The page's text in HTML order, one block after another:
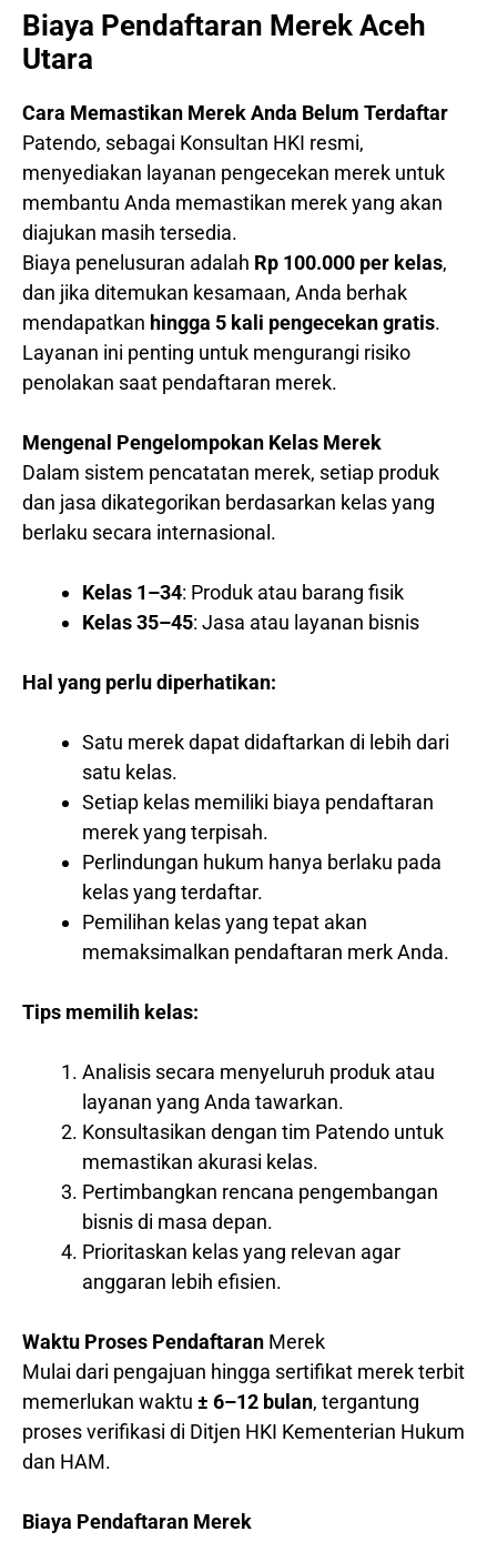
Biaya Pendaftaran Merek Aceh
Utara
Cara Memastikan Merek Anda Belum Terdaftar
Patendo, sebagai Konsultan HKI resmi,
menyediakan layanan pengecekan merek untuk
membantu Anda memastikan merek yang akan
diajukan masih tersedia.
Biaya penelusuran adalah Rp 100.000 per kelas,
dan jika ditemukan kesamaan, Anda berhak
mendapatkan hingga 5 kali pengecekan gratis.
Layanan ini penting untuk mengurangi risiko
penolakan saat pendaftaran merek.
Mengenal Pengelompokan Kelas Merek
Dalam sistem pencatatan merek, setiap produk
dan jasa dikategorikan berdasarkan kelas yang
berlaku secara internasional.
Kelas 1–34: Produk atau barang fisik
Kelas 35–45: Jasa atau layanan bisnis
Hal yang perlu diperhatikan:
Satu merek dapat didaftarkan di lebih dari
satu kelas.
Setiap kelas memiliki biaya pendaftaran
merek yang terpisah.
Perlindungan hukum hanya berlaku pada
kelas yang terdaftar.
Pemilihan kelas yang tepat akan
memaksimalkan pendaftaran merk Anda.
Tips memilih kelas:
Analisis secara menyeluruh produk atau
layanan yang Anda tawarkan.
Konsultasikan dengan tim Patendo untuk
memastikan akurasi kelas.
Pertimbangkan rencana pengembangan
bisnis di masa depan.
Prioritaskan kelas yang relevan agar
anggaran lebih efisien.
Waktu Proses Pendaftaran Merek
Mulai dari pengajuan hingga sertifikat merek terbit
memerlukan waktu ± 6–12 bulan, tergantung
proses verifikasi di Ditjen HKI Kementerian Hukum
dan HAM.
Biaya Pendaftaran Merek